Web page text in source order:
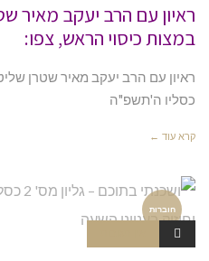
ראיון עם הרב יעקב מאיר
במצות כיסוי הראש, צפו:
ראיון עם הרב יעקב מאיר שטרן
כסליו ה'תשפ"ה
קרא עוד ←
חוברות